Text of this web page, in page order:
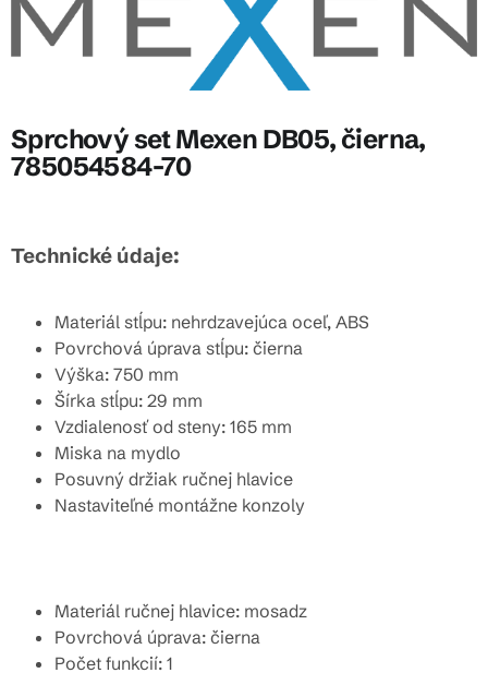
Sprchový set Mexen DB05, čierna,
785054584-70
Technické údaje:
Materiál stĺpu: nehrdzavejúca oceľ, ABS
Povrchová úprava stĺpu: čierna
Výška: 750 mm
Šírka stĺpu: 29 mm
Vzdialenosť od steny: 165 mm
Miska na mydlo
Posuvný držiak ručnej hlavice
Nastaviteľné montážne konzoly
Materiál ručnej hlavice: mosadz
Povrchová úprava: čierna
Počet funkcií: 1